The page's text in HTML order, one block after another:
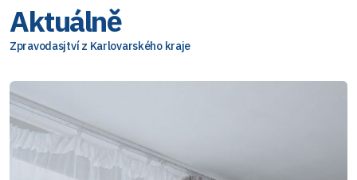
Aktuálně
Zpravodasjtví z Karlovarského kraje